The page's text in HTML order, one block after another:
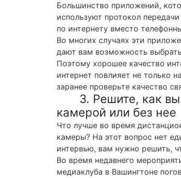
Большинство приложений,
используют протокол
по интернету вместо
Во многих случаях эти
дают вам возможность
Поэтому хорошее качество
интернет повлияет не только
заранее проверьте качество
3. Решите, как
камерой или без нее
Что лучше во время
камеры? На этот вопрос нет
интервью, вам нужно решить,
Во время недавнего
медиаклуба в Вашингтоне